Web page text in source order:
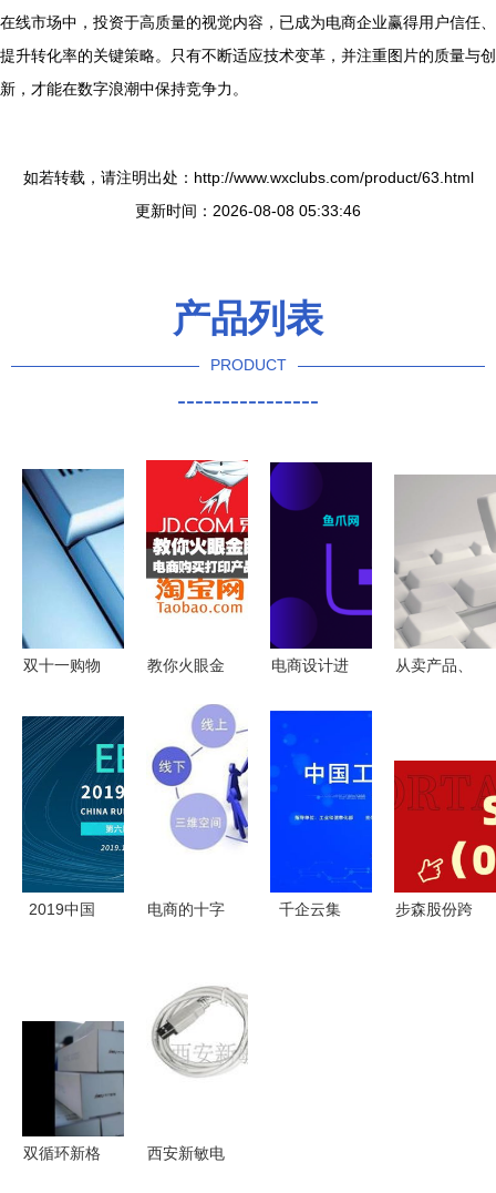
在线市场中，投资于高质量的视觉内容，已成为电商企业赢得用户信任、
提升转化率的关键策略。只有不断适应技术变革，并注重图片的质量与创
新，才能在数字浪潮中保持竞争力。
如若转载，请注明出处：http://www.wxclubs.com/product/63.html
更新时间：2026-08-08 05:33:46
产品列表
PRODUCT
----------------
双十一购物
惕“电商专
供”陷阱，
明辨真伪理
性消费
教你火眼金
台选购打印
产品完全指
南
电商设计进
造高点击创
意主图的核
心技能
从卖产品、
国美转型之
路的机遇与
2019中国
兴，杭州共
绘发展新蓝
图
电商的十字
务”到“新零
售”的范式
转换
千企云集
步森股份跨
双循环新格
西安新敏电